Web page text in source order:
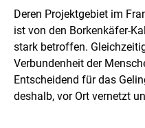
e
l
l
u
n
g
Deren Projektgebiet im
ist von den Borkenkäfer-
stark betroffen.
Verbundenheit der
Entscheidend für das
deshalb, vor Ort vernetzt